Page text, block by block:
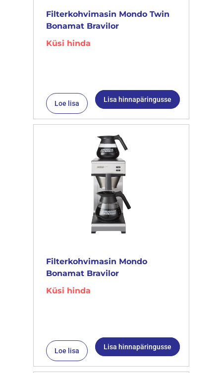
Filterkohvimasin Mondo Twin
Bonamat Bravilor
Küsi hinda
Loe lisa Lisa hinnapäringusse
Filterkohvimasin Mondo
Bonamat Bravilor
Küsi hinda
Loe lisa Lisa hinnapäringusse